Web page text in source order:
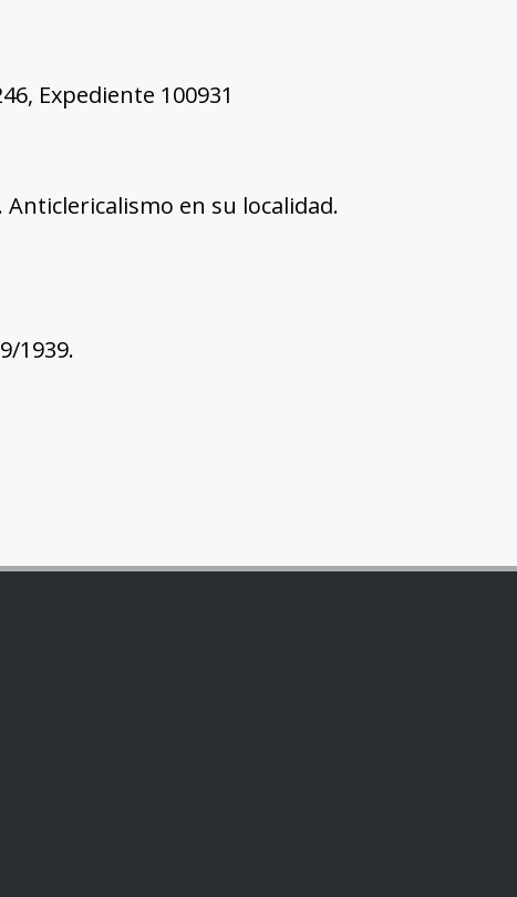
Expediente 100931
en su localidad.
1939.